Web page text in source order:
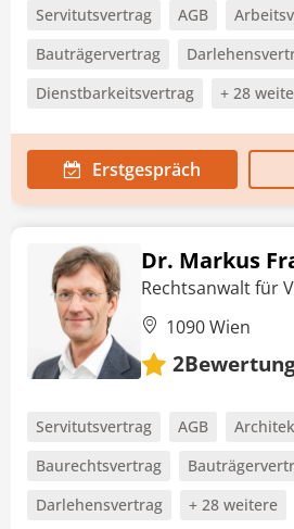
Servitutsvertrag AGB
Bauträgervertrag
Dienstbarkeitsvertrag
+ 28
Erstgespräch
Dr. Markus
Rechtsanwalt für
1090 Wien
2
Servitutsvertrag AGB
Baurechtsvertrag
Darlehensvertrag
+ 28 weitere